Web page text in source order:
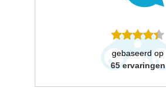
gebaseerd op
65 ervaringen